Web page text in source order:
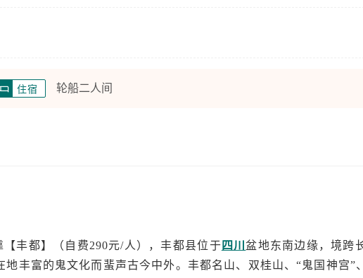
住宿 轮船二人间
丰都】（自费290元/人），丰都县位于 四川盆地东南边缘，境跨
地丰富的鬼文化而蜚声古今中外。丰都名山、双桂山、“鬼国神宫”